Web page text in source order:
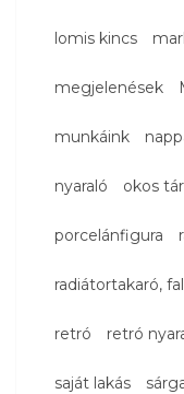
lomis kincs
megjelenések
munkáink
nyaraló okos
porcelánfigura
radiátortakaró,
retró retró
saját lakás